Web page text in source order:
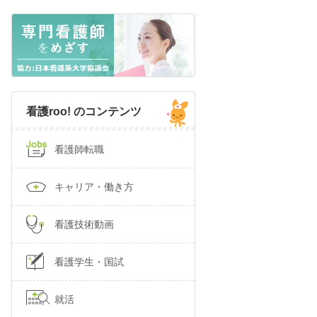
看護roo! のコンテンツ
看護師転職
キャリア・働き方
看護技術動画
看護学生・国試
就活